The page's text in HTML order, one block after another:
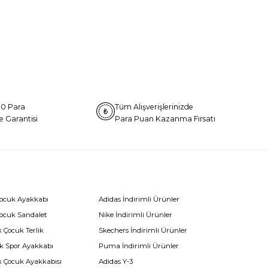
Para
Garantisi
Tüm Alışverişlerinizde
Para Puan Kazanma Fırsatı
Ayakkabı
Sandalet
Çocuk Terlik
Spor Ayakkabı
Çocuk Ayakkabısı
Adidas İndirimli Ürünler
Nike İndirimli Ürünler
Skechers İndirimli Ürünler
Puma İndirimli Ürünler
Adidas Y-3